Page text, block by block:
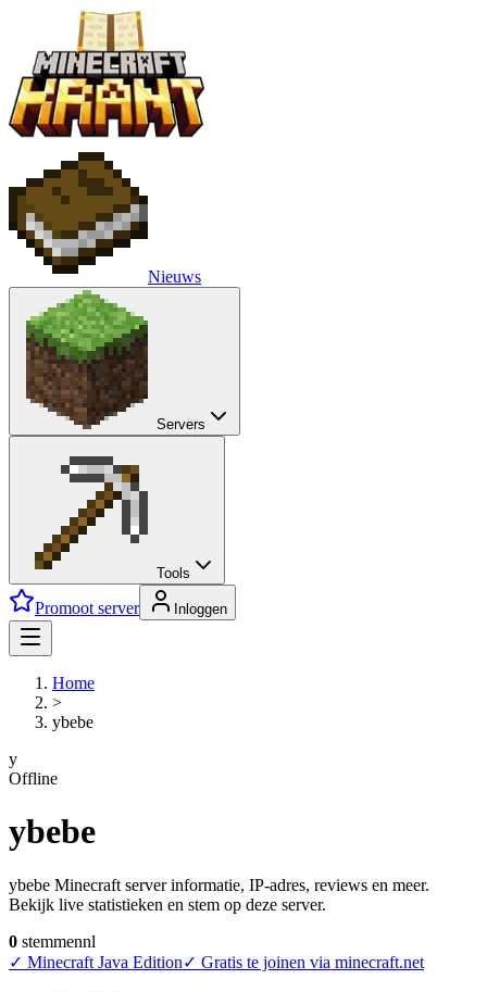
Nieuws
Servers
Tools
Promoot server Inloggen
Home
>
ybebe
y
Offline
ybebe
ybebe Minecraft server informatie, IP-adres, reviews en meer.
Bekijk live statistieken en stem op deze server.
0 stemmennl
✓ Minecraft Java Edition✓ Gratis te joinen via minecraft.net